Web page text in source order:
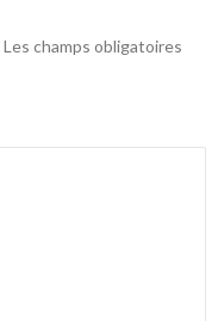
Les champs obligatoires